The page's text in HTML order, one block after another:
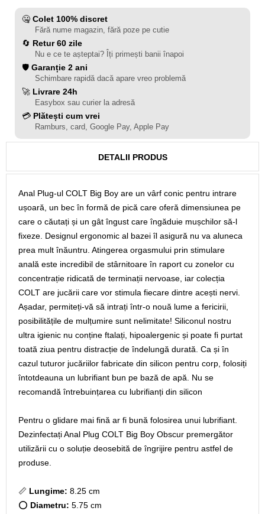
🤐 Colet 100% discret
Fără nume magazin, fără poze pe cutie
🔄 Retur 60 zile
Nu e ce te așteptai? Îți primești banii înapoi
🛡️ Garanție 2 ani
Schimbare rapidă dacă apare vreo problemă
🚀 Livrare 24h
Easybox sau curier la adresă
💳 Plătești cum vrei
Ramburs, card, Google Pay, Apple Pay
DETALII PRODUS
Anal Plug-ul COLT Big Boy are un vârf conic pentru intrare
ușoară, un bec în formă de pică care oferă dimensiunea pe
care o căutați și un gât îngust care îngăduie mușchilor să-l
fixeze. Designul ergonomic al bazei îl asigură nu va aluneca
prea mult înăuntru. Atingerea orgasmului prin stimulare
anală este incredibil de stârnitoare în raport cu zonelor cu
concentrație ridicată de terminații nervoase, iar colecția
COLT are jucării care vor stimula fiecare dintre acești nervi.
Așadar, permiteți-vă să intrați într-o nouă lume a fericirii,
posibilitățile de mulțumire sunt nelimitate! Siliconul nostru
ultra igienic nu conține ftalați, hipoalergenic și poate fi purtat
toată ziua pentru distracție de îndelungă durată. Ca și în
cazul tuturor jucăriilor fabricate din silicon pentru corp, folosiți
întotdeauna un lubrifiant bun pe bază de apă. Nu se
recomandă întrebuințarea cu lubrifianți din silicon
Pentru o glidare mai fină ar fi bună folosirea unui lubrifiant.
Dezinfectați Anal Plug COLT Big Boy Obscur premergător
utilizării cu o soluție deosebită de îngrijire pentru astfel de
produse.
📏 Lungime: 8.25 cm
⭕ Diametru: 5.75 cm